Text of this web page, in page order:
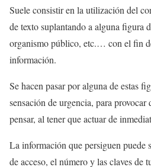
Suele consistir en la utilización del
de texto suplantando a alguna figura
organismo público, etc.… con el fin
información.
Se hacen pasar por alguna de estas
sensación de urgencia, para
pensar, al tener que actuar de
La información que persiguen puede
de acceso, el número y las claves de